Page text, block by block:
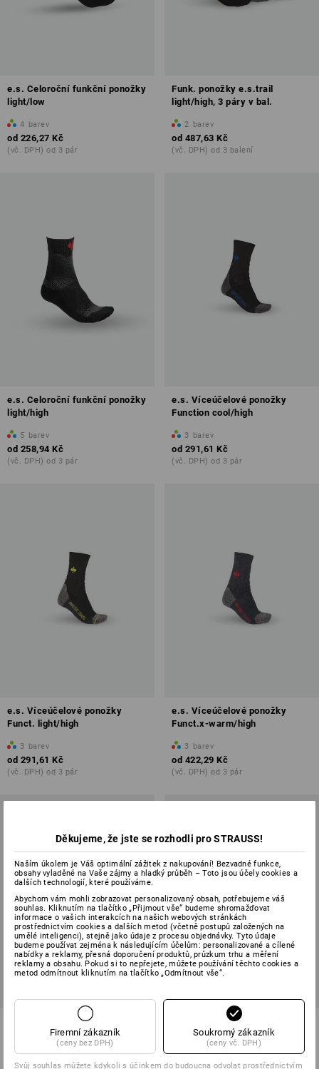
e.s. Celoroční funkční ponožky
light/low
4 barev
od 226,27 Kč
(vč. DPH) od 3 pár
Funk. ponožky e.s.trail
light/high, 3 páry v bal.
2 barev
od 487,63 Kč
(vč. DPH) od 3 balení
e.s. Celoroční funkční ponožky
light/high
5 barev
od 258,94 Kč
(vč. DPH) od 3 pár
e.s. Víceúčelové ponožky
Function cool/high
3 barev
od 291,61 Kč
(vč. DPH) od 3 pár
e.s. Víceúčelové ponožky
Funct. light/high
3 barev
od 291,61 Kč
(vč. DPH) od 3 pár
e.s. Víceúčelové ponožky
Funct.x-warm/high
3 barev
od 422,29 Kč
(vč. DPH) od 3 pár
e.s. Dvojité ponožky Function
warm/high
1 barva
e.s. Víceúčelové ponožky
Function warm/high
5 barev
Děkujeme, že jste se rozhodli pro STRAUSS!
Naším úkolem je Váš optimální zážitek z nakupování! Bezvadné funkce,
obsahy vyladěné na Vaše zájmy a hladký průběh – Toto jsou účely cookies a
dalších technologií, které používáme.
Abychom vám mohli zobrazovat personalizovaný obsah, potřebujeme váš
souhlas. Kliknutím na tlačítko „Přijmout vše“ budeme shromažďovat
informace o vašich interakcích na našich webových stránkách
prostřednictvím cookies a dalších metod (včetně postupů založených na
umělé inteligenci), stejně jako údaje z procesu objednávky. Tyto údaje
budeme používat zejména k následujícím účelům: personalizované a cílené
nabídky a reklamy, přesná doporučení produktů, průzkum trhu a měření
reklamy a obsahu. Pokud si to nepřejete, můžete používání těchto cookies a
metod odmítnout kliknutím na tlačítko „Odmítnout vše“.
Firemní zákazník
(ceny bez DPH)
Soukromý zákazník
(ceny vč. DPH)
Svůj souhlas můžete kdykoli s účinkem do budoucna odvolat prostřednictvím